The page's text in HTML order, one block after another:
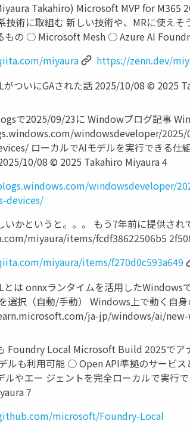
Takahiro) Microsoft MVP for M365
技術に取組む 新しい技術や、MRに使
もの ○ Microsoft Mesh ○ Azure AI
miyaura
https://zenn.dev/
ついにGAされた話 2025/10/08 © 2025
で2025/09/23に Windowブログ記事
windowsdeveloper/
ローカルでAIモデルを実行できる仕
10/08 © 2025 Takahiro Miyaura 4
windowsdeveloper/
devices/
いかというと。。。 もう7年前に提供さ
miyaura/items/fcdf38622506b5
miyaura/items/f270d0c593a649
は onnxランタイムを活用した
選択（自動/手動） Windows上で動く自
ja-jp/windows/ai/
Foundry Local Microsoft Build 2025で
ルも利用可能 ○ Open API準拠のサービ
ルやエー ジェントを完全ローカルで実
7
microsoft/Foundry-Local